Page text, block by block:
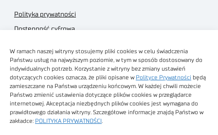
W ramach naszej witryny stosujemy pliki cookies w celu świadczenia
Państwu usług na najwyższym poziomie, w tym w sposób dostosowany do
indywidualnych potrzeb. Korzystanie z witryny bez zmiany ustawień
dotyczących cookies oznacza, że pliki opisane w Polityce Prywatności będą
zamieszczane na Państwa urządzeniu końcowym. W każdej chwili możecie
Państwo zmienić ustawienia dotyczące plików cookies w przeglądarce
internetowej. Akceptacja niezbędnych plików cookies jest wymagana do
prawidłowego działania witryny. Szczegółowe informacje znajdą Państwo w
zakładce: POLITYKA PRYWATNOŚCI
Polityka prywatności
Dostępność cyfrowa
Regulamin sklepu
Obrazy stockowe
autorstwa